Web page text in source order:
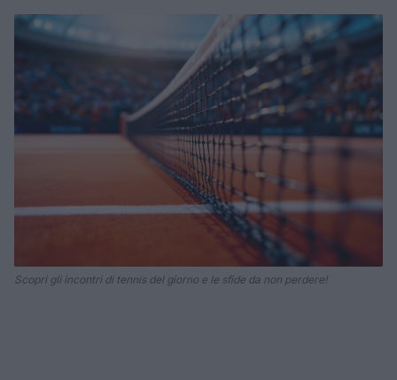
Scopri gli incontri di tennis del giorno e le sfide da non perdere!